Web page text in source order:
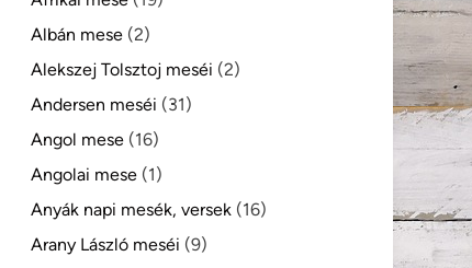
Albán mese (2)
Alekszej Tolsztoj meséi (2)
Andersen meséi (31)
Angol mese (16)
Angolai mese (1)
Anyák napi mesék, versek (16)
Arany László meséi (9)